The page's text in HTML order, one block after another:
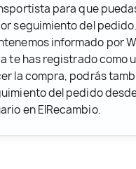
para que
seguimiento del
informado por
te has registrado como
la compra, podrás
del pedido
en ElRecambio.